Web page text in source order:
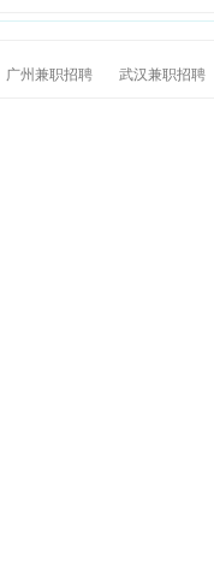
广州兼职招聘 武汉兼职招聘